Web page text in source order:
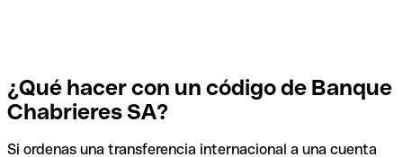
¿Qué hacer con un código de Banque
Chabrieres SA?
Si ordenas una transferencia internacional a una cuenta